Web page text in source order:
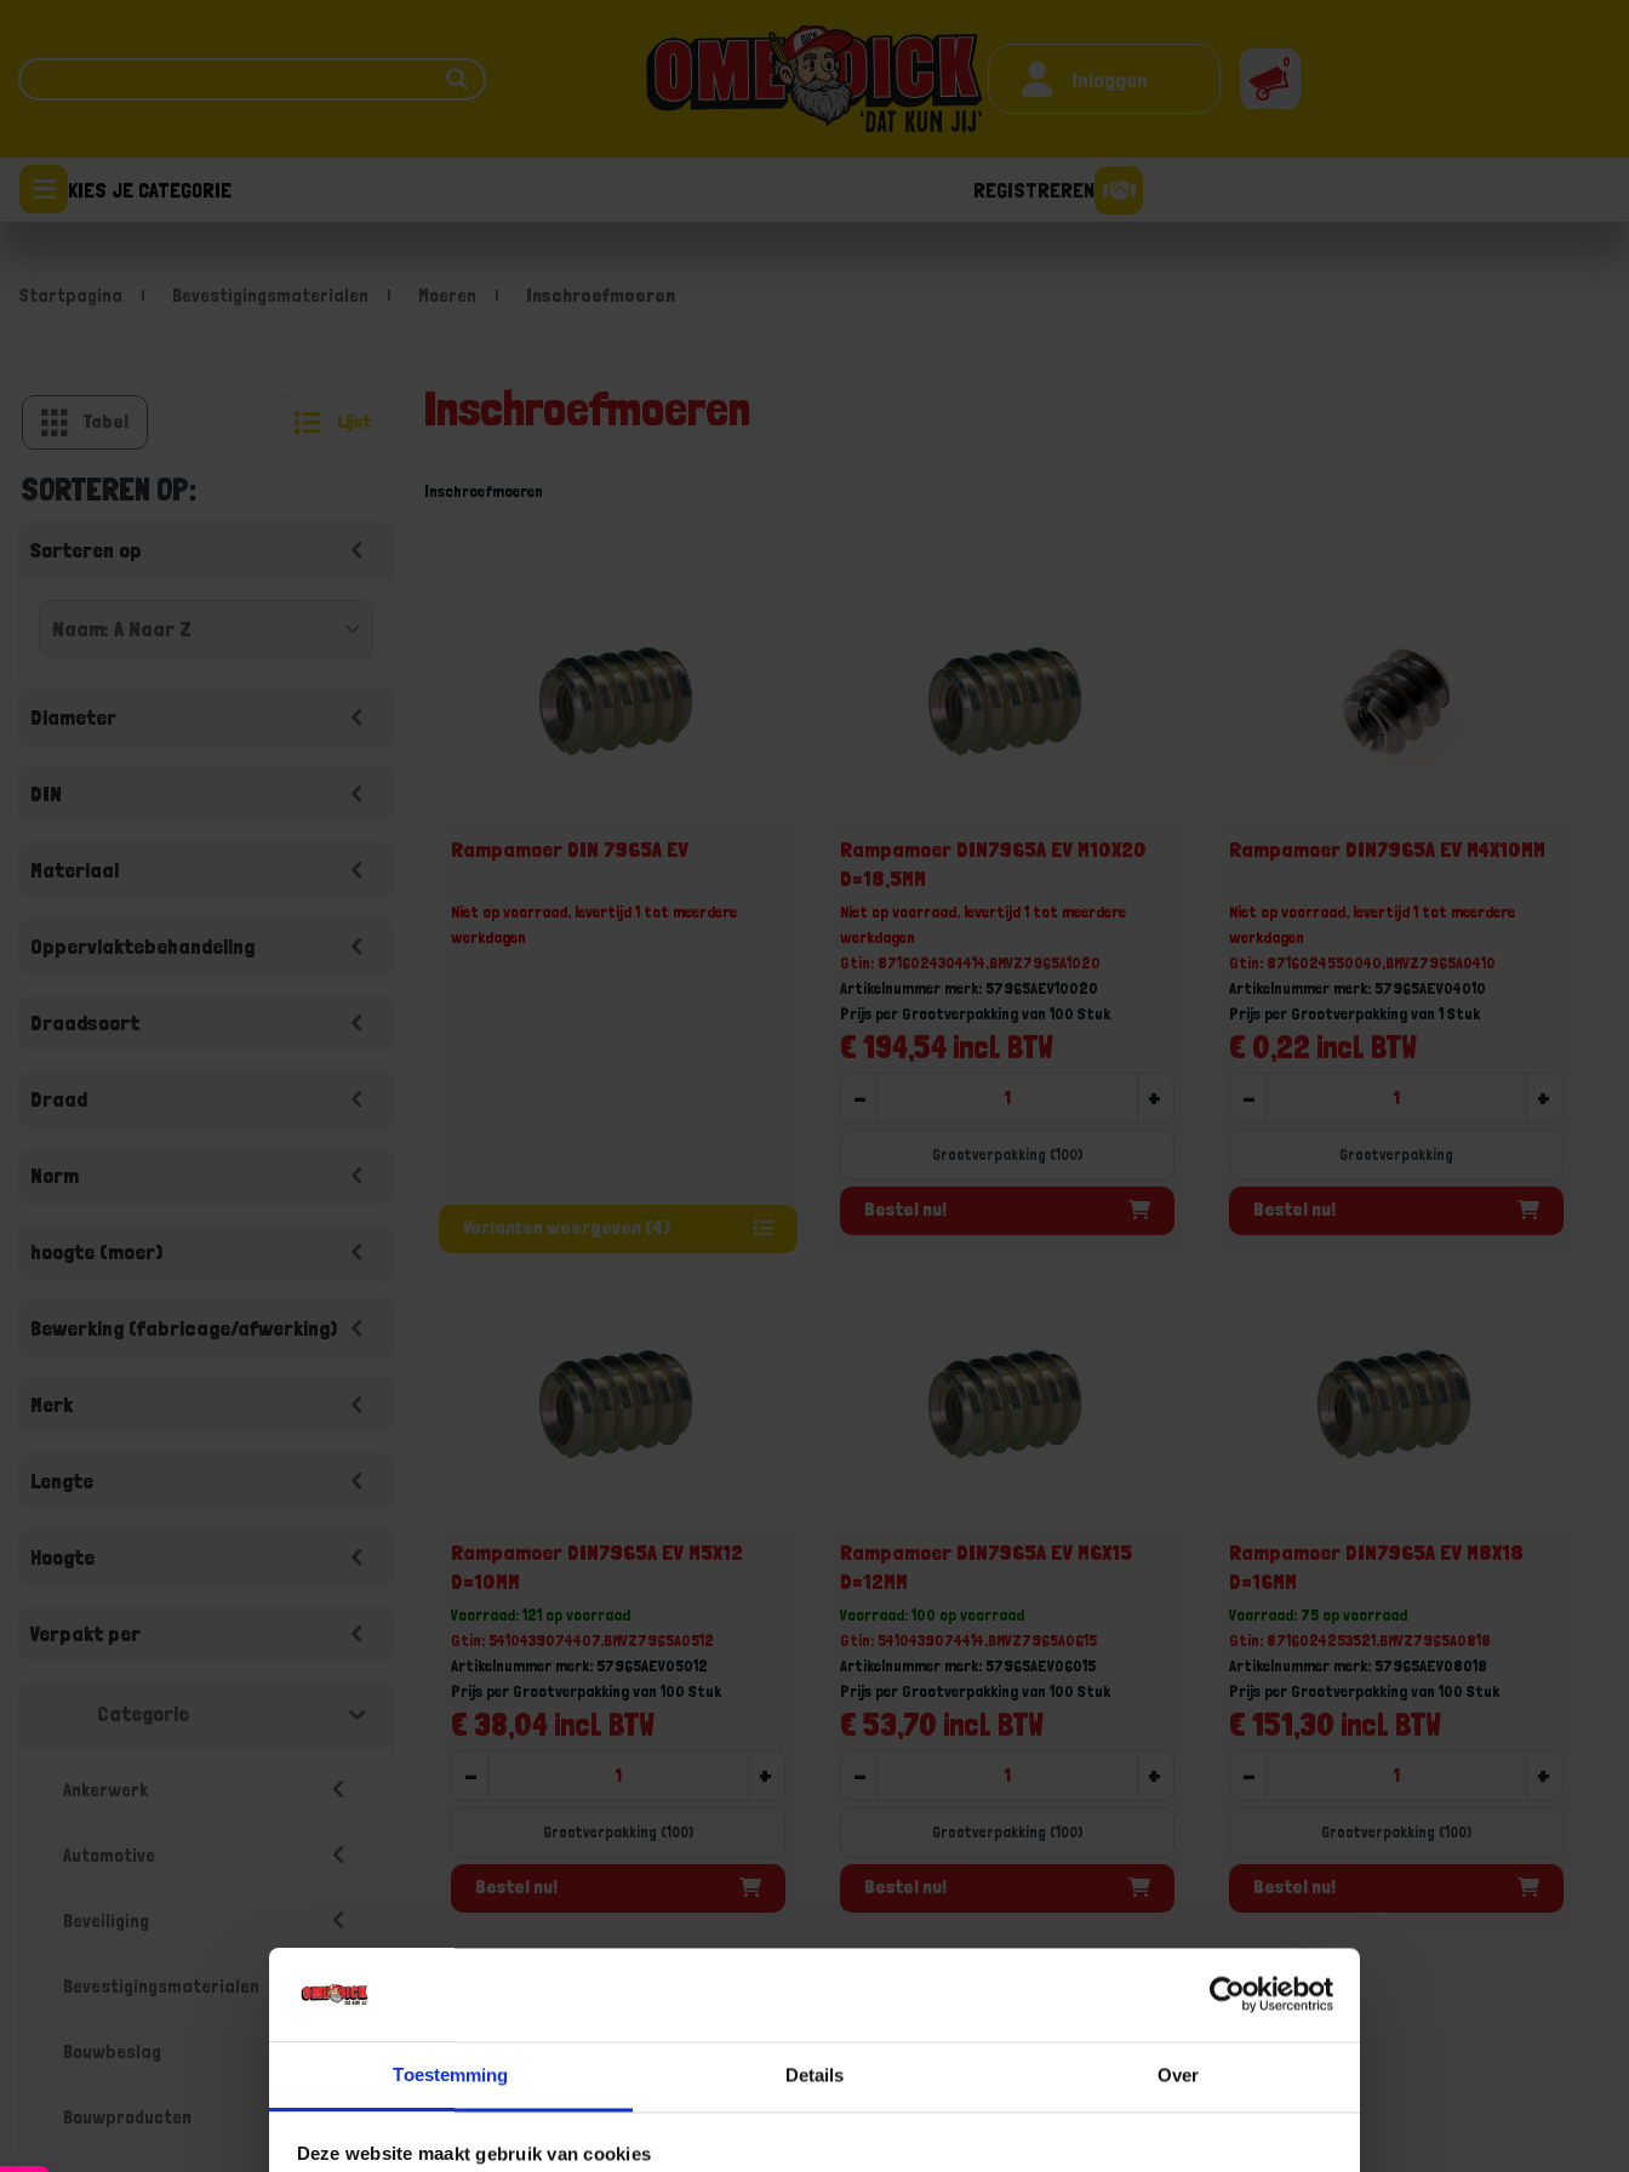
Toestemming Details Over
Deze website maakt gebruik van cookies
Inloggen
0
KIES JE CATEGORIE REGISTREREN
Startpagina Bevestigingsmaterialen Moeren Inschroefmoeren
Tabel Lijst
SORTEREN OP:
Sorteren op
Diameter
DIN
Materiaal
Oppervlaktebehandeling
Draadsoort
Draad
Norm
hoogte (moer)
Bewerking (fabricage/afwerking)
Merk
Lengte
Hoogte
Verpakt per
Categorie
Ankerwerk
Automotive
Beveiliging
Bevestigingsmaterialen
Bouwbeslag
Bouwproducten
Inschroefmoeren
Inschroefmoeren
Rampamoer DIN 7965A EV
Niet op voorraad, levertijd 1 tot meerdere
werkdagen
Varianten weergeven (4)
Rampamoer DIN7965A EV M10X20
D=18,5MM
Niet op voorraad, levertijd 1 tot meerdere
werkdagen
Gtin: 8716024304414,BMVZ7965A1020
Artikelnummer merk: 57965AEV10020
€ 194,54 incl. BTW
Prijs per Grootverpakking van 100 Stuk
- +
Grootverpakking (100)
Bestel nu!
Rampamoer DIN7965A EV M4X10MM
Niet op voorraad, levertijd 1 tot meerdere
werkdagen
Gtin: 8716024550040,BMVZ7965A0410
Artikelnummer merk: 57965AEV04010
€ 0,22 incl. BTW
Prijs per Grootverpakking van 1 Stuk
- +
Grootverpakking
Bestel nu!
Rampamoer DIN7965A EV M5X12
D=10MM
Voorraad: 121 op voorraad
Gtin: 5410439074407,BMVZ7965A0512
Artikelnummer merk: 57965AEV05012
€ 38,04 incl. BTW
Prijs per Grootverpakking van 100 Stuk
- +
Grootverpakking (100)
Bestel nu!
Rampamoer DIN7965A EV M6X15
D=12MM
Voorraad: 100 op voorraad
Gtin: 5410439074414,BMVZ7965A0615
Artikelnummer merk: 57965AEV06015
€ 53,70 incl. BTW
Prijs per Grootverpakking van 100 Stuk
- +
Grootverpakking (100)
Bestel nu!
Rampamoer DIN7965A EV M8X18
D=16MM
Voorraad: 75 op voorraad
Gtin: 8716024253521,BMVZ7965A0818
Artikelnummer merk: 57965AEV08018
€ 151,30 incl. BTW
Prijs per Grootverpakking van 100 Stuk
- +
Grootverpakking (100)
Bestel nu!